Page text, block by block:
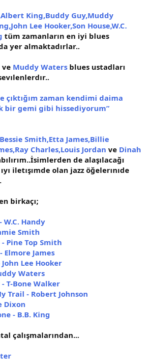
King,Buddy Guy,Muddy
Lee Hooker,Son House,W.C.
tüm zamanların en iyi blues
yer almaktadırlar..
ve Muddy Waters blues ustadları
çıktığım zaman kendimi daima
bir gemi gibi hissediyorum”
Bessie Smith,Etta James,Billie
Charles,Louis Jordan ve Dinah
de alaşılacağı
iletışımde olan jazz öğelerınıde
birkaçı;
W.C. Handy
Smith
Pine Top Smith
Elmore James
Lee Hooker
Waters
T-Bone Walker
Trail - Robert Johnson
Dixon
- B.B. King
çalışmalarından...